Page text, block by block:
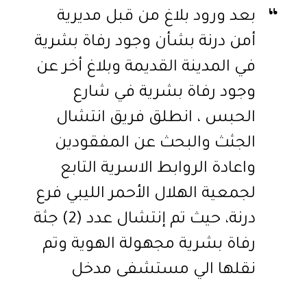
بعد ورود بلاغ من قبل مديرية
أمن درنة بشأن وجود رفاة بشرية
في المدينة القديمة وبلاغ أخر عن
وجود رفاة بشرية في شارع
الحبس ، انطلق فريق انتشال
الجثث والبحث عن المفقودين
واعادة الروابط الاسرية التابع
لجمعية الهلال الأحمر الليبي فرع
درنة، حيث تم إنتشال عدد (2) جثة
رفاة بشرية مجهولة الهوية وتم
نقلها الي مستشفى مدخل